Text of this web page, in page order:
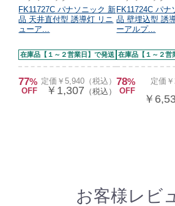
FK11727C パナソニック 新
品 天井直付型 誘導灯 リニ
ューア...
在庫品【１～２営業日】で発送
77%
OFF
定価￥5,940（税込）
￥1,307 （税込）
FK11724C パナ
品 壁埋込型 誘
ーアルプ...
在庫品【１～２営
78%
OFF
定価
￥
お客様レビ